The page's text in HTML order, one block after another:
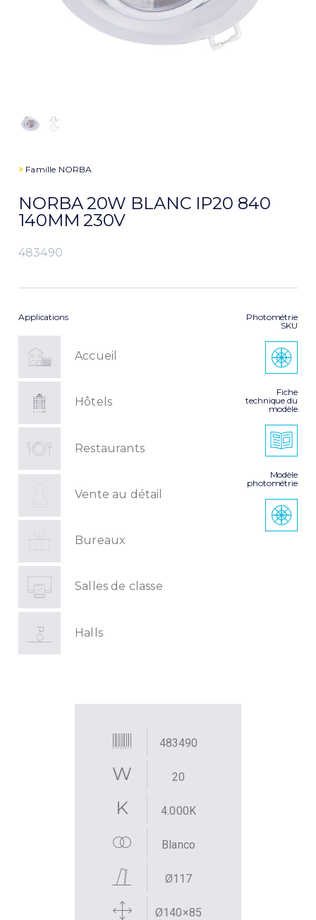
> Famille NORBA
NORBA 20W BLANC IP20 840
140MM 230V
483490
Applications
Accueil
Hôtels
Restaurants
Vente au détail
Bureaux
Salles de classe
Halls
Photométrie
SKU
Fiche
technique du
modèle
Modèle
photométrie
483490
20
4.000K
Blanco
Ø117
Ø140×85